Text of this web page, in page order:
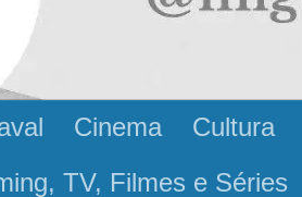
Cinema Cultura
TV, Filmes e Séries